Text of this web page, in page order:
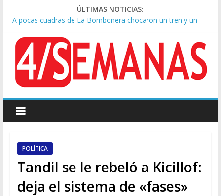
ÚLTIMAS NOTICIAS:
A pocas cuadras de La Bombonera chocaron un tren y un
Día de San Cayetano: masiva marcha a Plaza de Mayo de
sindicatos y organizaciones sociales
Pesar por la muerte de Leandro Rud, histórico representante
y conductor de TV
Tras la aprobación de la ley de propiedad privada, Bullrich
traslado del expediente a Campana
POLÍTICA
Tandil se le rebeló a Kicillof:
deja el sistema de «fases»